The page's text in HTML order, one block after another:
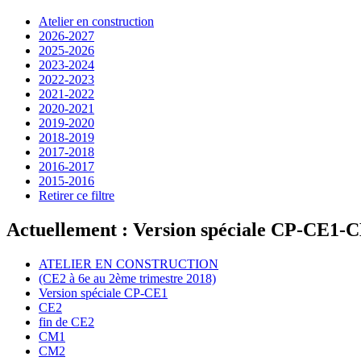
Atelier en construction
2026-2027
2025-2026
2023-2024
2022-2023
2021-2022
2020-2021
2019-2020
2018-2019
2017-2018
2016-2017
2015-2016
Retirer ce filtre
Actuellement : Version spéciale CP-CE1-
ATELIER EN CONSTRUCTION
(CE2 à 6e au 2ème trimestre 2018)
Version spéciale CP-CE1
CE2
fin de CE2
CM1
CM2